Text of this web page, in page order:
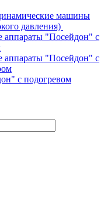
машины
давления)
аппараты "Посейдон" с
аппараты "Посейдон" с
с подогревом